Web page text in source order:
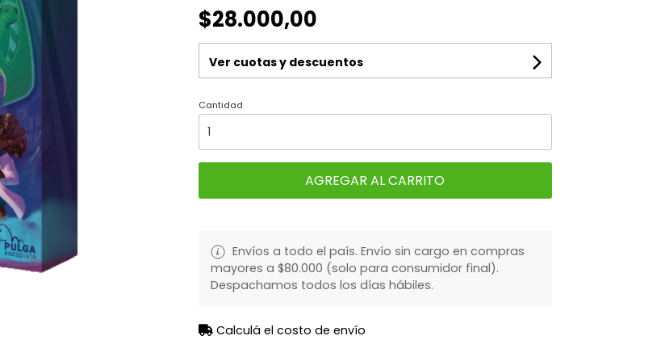
$28.000,00
Ver cuotas y descuentos
Cantidad
AGREGAR AL CARRITO
Envíos a todo el país. Envío sin cargo en compras
mayores a $80.000 (solo para consumidor final).
Despachamos todos los días hábiles.
Calculá el costo de envío